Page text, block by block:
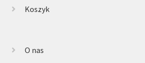
Koszyk
O nas